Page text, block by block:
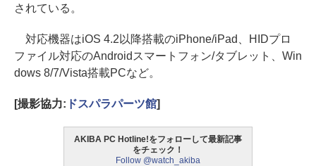
されている。
対応機器はiOS 4.2以降搭載のiPhone/iPad、HIDプロ
ファイル対応のAndroidスマートフォン/タブレット、Win
dows 8/7/Vista搭載PCなど。
[撮影協力: ドスパラパーツ館]
AKIBA PC Hotline!をフォローして最新記事
をチェック！
Follow @watch_akiba